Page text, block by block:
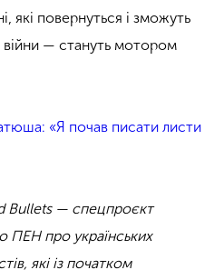
які повернуться і зможуть
— стануть мотором
«Я почав писати листи
Bullets — спецпроєкт
ПЕН про українських
які із початком